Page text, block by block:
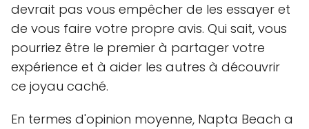
devrait pas vous empêcher de les essayer et
de vous faire votre propre avis. Qui sait, vous
pourriez être le premier à partager votre
expérience et à aider les autres à découvrir
ce joyau caché.
En termes d'opinion moyenne, Napta Beach a